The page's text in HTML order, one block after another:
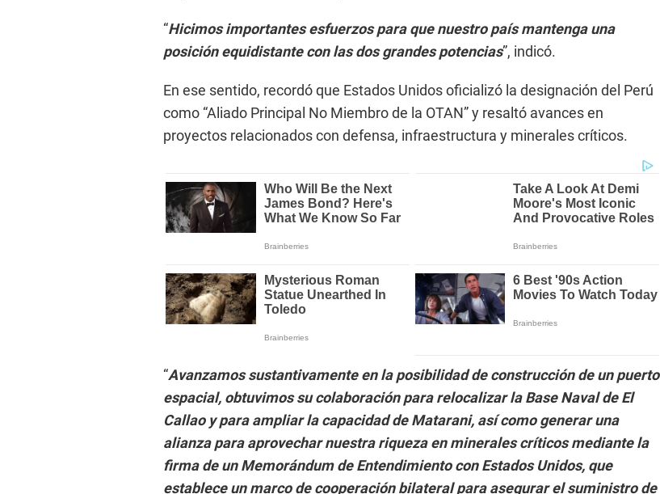
“Hicimos importantes esfuerzos para que nuestro país mantenga una
posición equidistante con las dos grandes potencias”, indicó.
En ese sentido, recordó que Estados Unidos oficializó la designación del Perú
como “Aliado Principal No Miembro de la OTAN” y resaltó avances en
proyectos relacionados con defensa, infraestructura y minerales críticos.
“Avanzamos sustantivamente en la posibilidad de construcción de un puerto
espacial, obtuvimos su colaboración para relocalizar la Base Naval de El
Callao y para ampliar la capacidad de Matarani, así como generar una
alianza para aprovechar nuestra riqueza en minerales críticos mediante la
firma de un Memorándum de Entendimiento con Estados Unidos, que
establece un marco de cooperación bilateral para asegurar el suministro de